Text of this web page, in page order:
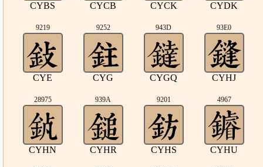
CYBS CYCB CYCK CYDK
9219
CYE
9252
CYG
943D
CYGQ
93E0
CYHJ
28975
CYHN
939A
CYHR
9201
CYHS
4967
CYHU